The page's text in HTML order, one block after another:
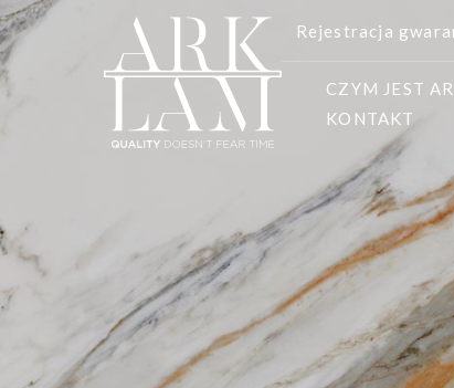
Rejestracja
CZYM JEST
KONTAKT